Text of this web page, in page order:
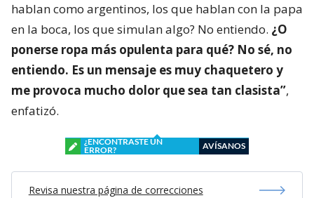
hablan como argentinos, los que hablan con la papa
en la boca, los que simulan algo? No entiendo. ¿O
ponerse ropa más opulenta para qué? No sé, no
entiendo. Es un mensaje es muy chaquetero y
me provoca mucho dolor que sea tan clasista”,
enfatizó.
¿ENCONTRASTE UN
ERROR?
AVÍSANOS
Revisa nuestra página de correcciones